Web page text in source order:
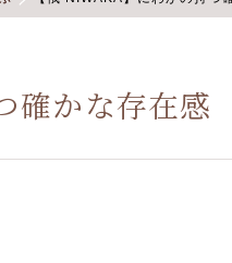
確かな存在